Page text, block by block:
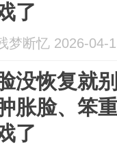
了
梦断忆 2026-04-
没恢复就
胀脸、笨
了